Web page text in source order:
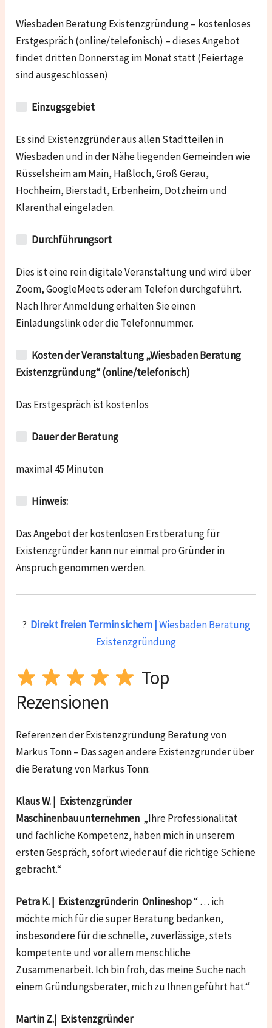
WiesbadenBeratung Existenzgründung – kostenloses
Erstgespräch (online/telefonisch) – dieses Angebot
findet dritten Donnerstag im Monat statt (Feiertage
sind ausgeschlossen)
Einzugsgebiet
Es sind Existenzgründer aus allen Stadtteilen in
Wiesbaden und in der Nähe liegenden Gemeinden wie
Rüsselsheim am Main, Haßloch, Groß Gerau,
Hochheim, Bierstadt, Erbenheim, Dotzheim und
Klarenthaleingeladen.
Durchführungsort
Dies ist eine rein digitale Veranstaltung und wird über
Zoom, GoogleMeets oder am Telefon durchgeführt.
Nach Ihrer Anmeldung erhalten Sie einen
Einladungslink oder die Telefonnummer.
Kosten der Veranstaltung „Wiesbaden Beratung
Existenzgründung“ (online/telefonisch)
Das Erstgespräch ist kostenlos
Dauer der Beratung
maximal 45 Minuten
Hinweis:
Das Angebot der kostenlosen Erstberatung für
Existenzgründer kann nur einmal pro Gründer in
Anspruch genommen werden.
? Direkt freien Termin sichern |Wiesbaden Beratung
Existenzgründung
Top
Rezensionen
Referenzen der Existenzgründung Beratung von
Markus Tonn – Das sagen andere Existenzgründer über
die Beratung von Markus Tonn:
Klaus W. | Existenzgründer
Maschinenbauunternehmen „Ihre Professionalität
und fachliche Kompetenz, haben mich in unserem
ersten Gespräch, sofort wieder auf die richtige Schiene
gebracht.“
Petra K. | Existenzgründerin Onlineshop“ … ich
möchte mich für die super Beratung bedanken,
insbesondere für die schnelle, zuverlässige, stets
kompetente und vor allem menschliche
Zusammenarbeit. Ich bin froh, das meine Suche nach
einem Gründungsberater, mich zu Ihnen geführt hat.“
Martin Z.| Existenzgründer